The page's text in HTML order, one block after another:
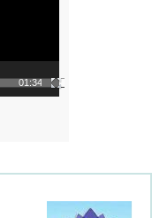
01:34